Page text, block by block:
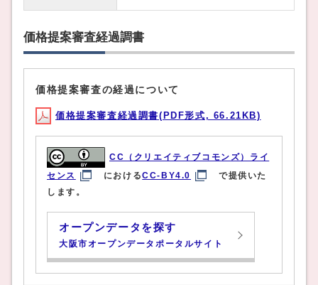
価格提案審査経過調書
価格提案審査の経過について
価格提案審査経過調書(PDF形式, 66.21KB)
CC（クリエイティブコモンズ）ライ
センス
におけるCC-BY4.0
で提供いた
します。
オープンデータを探す
大阪市オープンデータポータルサイト